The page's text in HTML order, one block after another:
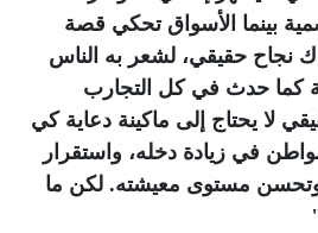
بينما الأسواق تحكي قصة
نجاح حقيقي، لشعر به الناس
كما حدث في كل التجارب
لا يحتاج إلى ماكينة دعاية كي
في زيادة دخله، واستقرار
وتحسن مستوى معيشته. لكن ما